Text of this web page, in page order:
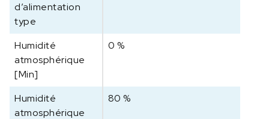
d’alimentation
type
Humidité
atmosphérique
[Min]
0 %
Humidité
atmosphérique
80 %